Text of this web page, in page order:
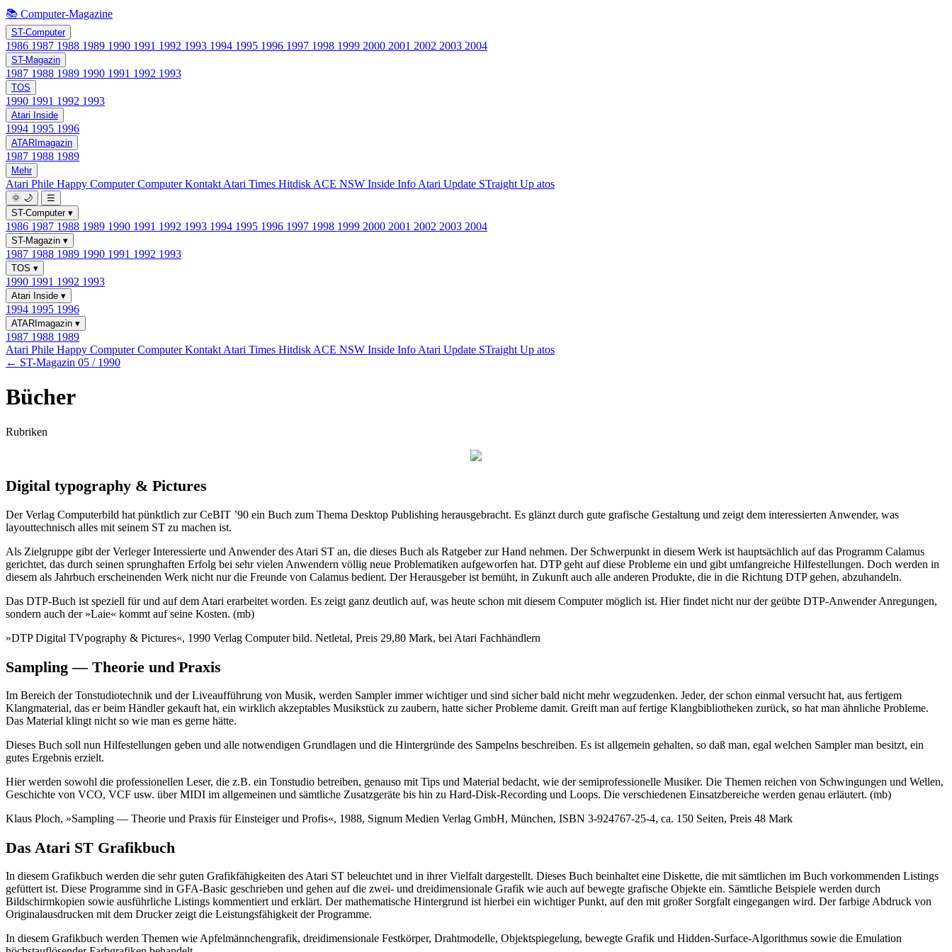
📚 Computer-Magazine
ST-Computer
1986 1987 1988 1989 1990 1991 1992 1993 1994 1995 1996 1997 1998 1999 2000 2001 2002 2003 2004
ST-Magazin
1987 1988 1989 1990 1991 1992 1993
TOS
1990 1991 1992 1993
Atari Inside
1994 1995 1996
ATARImagazin
1987 1988 1989
Mehr
Atari Phile Happy ComputerComputer Kontakt Atari Times Hitdisk ACE NSW Inside Info Atari Update STraight Up atos
🌞 🌙
☰
ST-Computer ▾
1986 1987 1988 1989 1990 1991 1992 1993 1994 1995 1996 1997 1998 1999 2000 2001 2002 2003 2004
ST-Magazin ▾
1987 1988 1989 1990 1991 1992 1993
TOS ▾
1990 1991 1992 1993
Atari Inside ▾
1994 1995 1996
ATARImagazin ▾
1987 1988 1989
Atari Phile Happy ComputerComputer Kontakt Atari Times Hitdisk ACE NSW Inside Info Atari Update STraight Up atos
← ST-Magazin 05 / 1990
Bücher
Rubriken
Digital typography & Pictures
Der Verlag Computerbild hat pünktlich zur CeBIT ’90 ein Buch zum Thema Desktop Publishing herausgebracht. Es glänzt durch gute grafische Gestaltung und zeigt dem interessierten Anwender, was
layouttechnisch alles mit seinem ST zu machen ist.
Als Zielgruppe gibt der Verleger Interessierte und Anwender des Atari ST an, die dieses Buch als Ratgeber zur Hand nehmen. Der Schwerpunkt in diesem Werk ist hauptsächlich auf das Programm Calamus
gerichtet, das durch seinen sprunghaften Erfolg bei sehr vielen Anwendern völlig neue Problematiken aufgeworfen hat. DTP geht auf diese Probleme ein und gibt umfangreiche Hilfestellungen. Doch werden in
diesem als Jahrbuch erscheinenden Werk nicht nur die Freunde von Calamus bedient. Der Herausgeber ist bemüht, in Zukunft auch alle anderen Produkte, die in die Richtung DTP gehen, abzuhandeln.
Das DTP-Buch ist speziell für und auf dem Atari erarbeitet worden. Es zeigt ganz deutlich auf, was heute schon mit diesem Computer möglich ist. Hier findet nicht nur der geübte DTP-Anwender Anregungen,
sondern auch der »Laie« kommt auf seine Kosten. (mb)
»DTP Digital TVpography & Pictures«, 1990 Verlag Computer bild. Netletal, Preis 29,80 Mark, bei Atari Fachhändlern
Sampling — Theorie und Praxis
Im Bereich der Tonstudiotechnik und der Liveaufführung von Musik, werden Sampler immer wichtiger und sind sicher bald nicht mehr wegzudenken. Jeder, der schon einmal versucht hat, aus fertigem
Klangmaterial, das er beim Händler gekauft hat, ein wirklich akzeptables Musikstück zu zaubern, hatte sicher Probleme damit. Greift man auf fertige Klangbibliotheken zurück, so hat man ähnliche Probleme.
Das Material klingt nicht so wie man es gerne hätte.
Dieses Buch soll nun Hilfestellungen geben und alle notwendigen Grundlagen und die Hintergründe des Sampelns beschreiben. Es ist allgemein gehalten, so daß man, egal welchen Sampler man besitzt, ein
gutes Ergebnis erzielt.
Hier werden sowohl die professionellen Leser, die z.B. ein Tonstudio betreiben, genauso mit Tips und Material bedacht, wie der semiprofessionelle Musiker. Die Themen reichen von Schwingungen und Wellen,
Geschichte von VCO, VCF usw. über MIDI im allgemeinen und sämtliche Zusatzgeräte bis hin zu Hard-Disk-Recording und Loops. Die verschiedenen Einsatzbereiche werden genau erläutert. (mb)
Klaus Ploch, »Sampling — Theorie und Praxis für Einsteiger und Profis«, 1988, Signum Medien Verlag GmbH, München, ISBN 3-924767-25-4, ca. 150 Seiten, Preis 48 Mark
Das Atari ST Grafikbuch
In diesem Grafikbuch werden die sehr guten Grafikfähigkeiten des Atari ST beleuchtet und in ihrer Vielfalt dargestellt. Dieses Buch beinhaltet eine Diskette, die mit sämtlichen im Buch vorkommenden Listings
gefüttert ist. Diese Programme sind in GFA-Basic geschrieben und gehen auf die zwei- und dreidimensionale Grafik wie auch auf bewegte grafische Objekte ein. Sämtliche Beispiele werden durch
Bildschirmkopien sowie ausführliche Listings kommentiert und erklärt. Der mathematische Hintergrund ist hierbei ein wichtiger Punkt, auf den mit großer Sorgfalt eingegangen wird. Der farbige Abdruck von
Originalausdrucken mit dem Drucker zeigt die Leistungsfähigkeit der Programme.
In diesem Grafikbuch werden Themen wie Apfelmännchengrafik, dreidimensionale Festkörper, Drahtmodelle, Objektspiegelung, bewegte Grafik und Hidden-Surface-Algorithmus sowie die Emulation